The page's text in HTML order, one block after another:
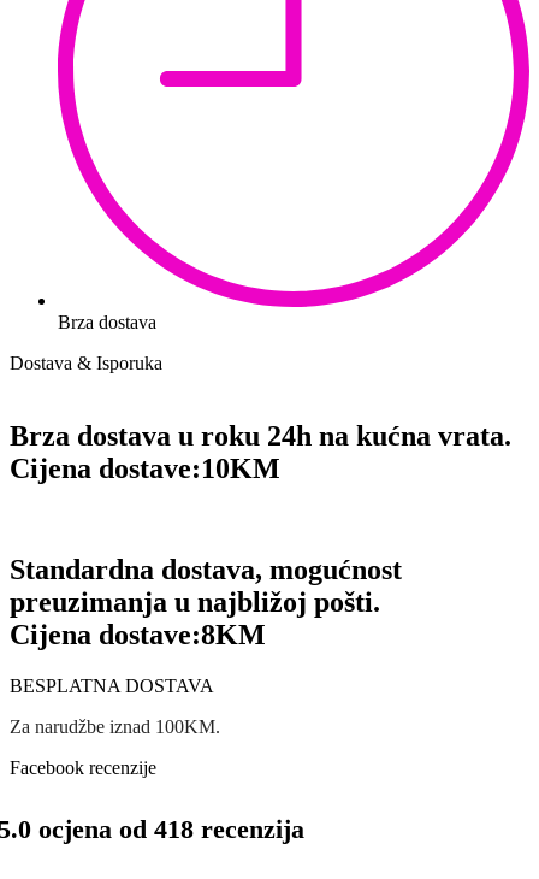
Brza dostava
Dostava & Isporuka
Brza dostava u roku 24h na kućna vrata.
Cijena dostave:10KM
Standardna dostava, mogućnost
preuzimanja u najbližoj pošti.
Cijena dostave:8KM
BESPLATNA DOSTAVA
Za narudžbe iznad 100KM.
Facebook recenzije
ocjena od 418 recenzija